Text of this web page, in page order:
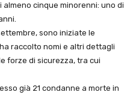
cinque minorenni: uno di
sono iniziate le
raccolto nomi e altri dettagli
forze di sicurezza, tra cui
già 21 condanne a morte in